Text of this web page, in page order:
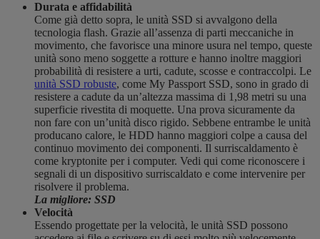
Durata e affidabilità
Come già detto sopra, le unità SSD si avvalgono della
tecnologia flash. Grazie all’assenza di parti meccaniche in
movimento, che favorisce una minore usura nel tempo, queste
unità sono meno soggette a rotture e hanno inoltre maggiori
probabilità di resistere a urti, cadute, scosse e contraccolpi. Le
unità SSD robuste, come My Passport SSD, sono in grado di
resistere a cadute da un’altezza massima di 1,98 metri su una
superficie rivestita di moquette. Una prova sicuramente da
non fare con un’unità disco rigido. Sebbene entrambe le unità
producano calore, le HDD hanno maggiori colpe a causa del
continuo movimento dei componenti. Il surriscaldamento è
come kryptonite per i computer. Vedi qui come riconoscere i
segnali di un dispositivo surriscaldato e come intervenire per
risolvere il problema.
La migliore: SSD
Velocità
Essendo progettate per la velocità, le unità SSD possono